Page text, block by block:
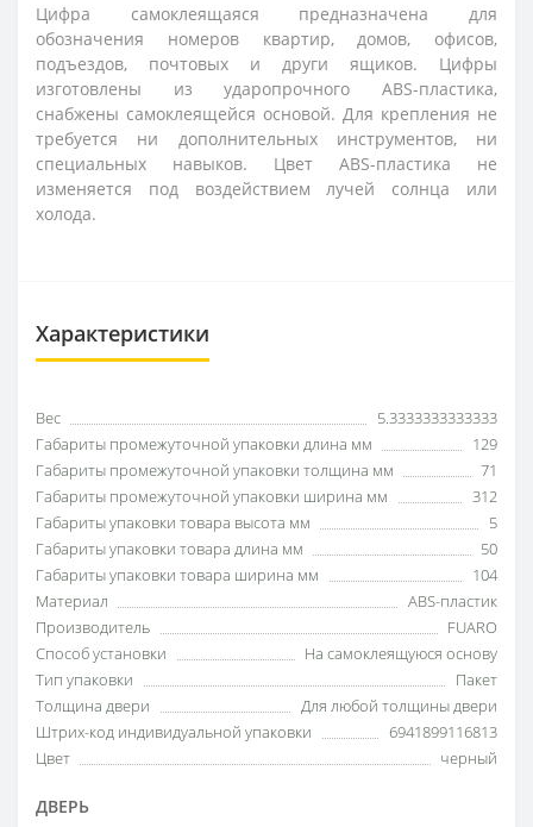
Цифра самоклеящаяся предназначена для
обозначения номеров квартир, домов, офисов,
подъездов, почтовых и други ящиков. Цифры
изготовлены из ударопрочного ABS-пластика,
снабжены самоклеящейся основой. Для крепления не
требуется ни дополнительных инструментов, ни
специальных навыков. Цвет ABS-пластика не
изменяется под воздействием лучей солнца или
холода.
Характеристики
Вес
5.3333333333333
Габариты промежуточной упаковки длина мм
129
Габариты промежуточной упаковки толщина мм
71
Габариты промежуточной упаковки ширина мм
312
Габариты упаковки товара высота мм
5
Габариты упаковки товара длина мм
50
Габариты упаковки товара ширина мм
104
Материал
ABS-пластик
Производитель
FUARO
Способ установки
На самоклеящуюся основу
Тип упаковки
Пакет
Толщина двери
Для любой толщины двери
Штрих-код индивидуальной упаковки
6941899116813
Цвет
черный
ДВЕРЬ